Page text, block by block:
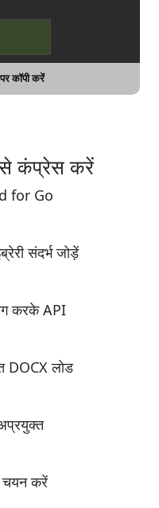
कॉपी करें
कंप्रेस करें
for Go
संदर्भ जोड़ें
करके API
DOCX लोड
करें